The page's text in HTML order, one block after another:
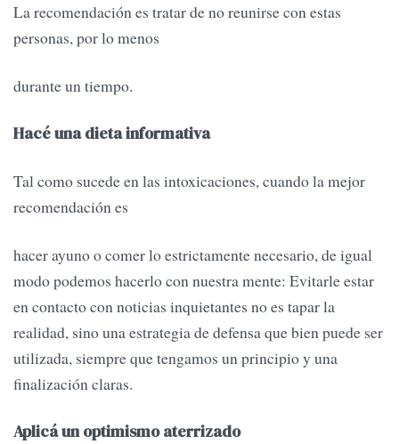
La recomendación es tratar de no reunirse con estas
personas, por lo menos
durante un tiempo.
Hacé una dieta informativa
Tal como sucede en las intoxicaciones, cuando la mejor
recomendación es
hacer ayuno o comer lo estrictamente necesario, de igual
modo podemos hacerlo con nuestra mente: Evitarle estar
en contacto con noticias inquietantes no es tapar la
realidad, sino una estrategia de defensa que bien puede ser
utilizada, siempre que tengamos un principio y una
finalización claras.
Aplicá un optimismo aterrizado